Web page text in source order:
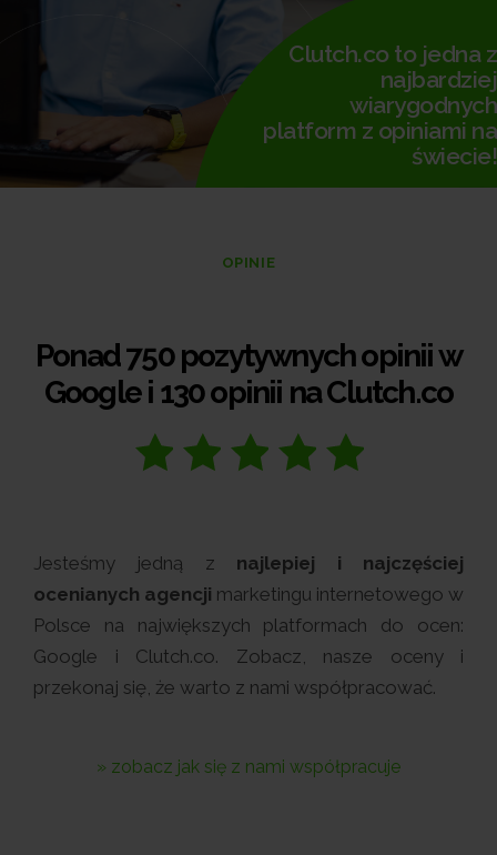
Clutch.co to jedna z
najbardziej
wiarygodnych
platform z opiniami na
świecie!
OPINIE
Ponad 750 pozytywnych opinii w
Google i 130 opinii na Clutch.co
Jesteśmy jedną z najlepiej i najczęściej
ocenianych agencji marketingu internetowego w
Polsce na największych platformach do ocen:
Google i Clutch.co. Zobacz, nasze oceny i
przekonaj się, że warto z nami współpracować.
» zobacz jak się z nami współpracuje